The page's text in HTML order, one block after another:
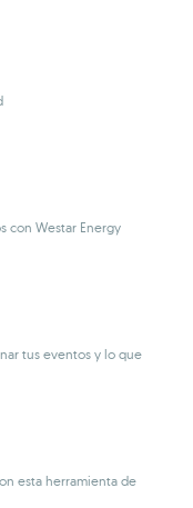
con Westar Energy
tus eventos y lo que
esta herramienta de